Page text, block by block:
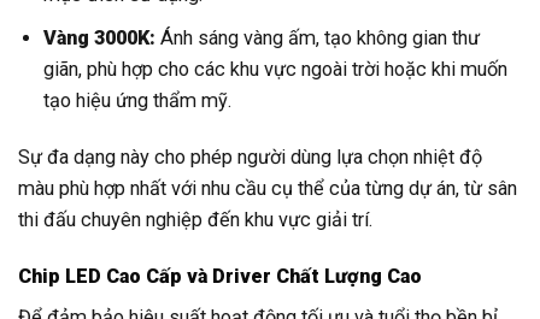
Vàng 3000K: Ánh sáng vàng ấm, tạo không gian thư
giãn, phù hợp cho các khu vực ngoài trời hoặc khi muốn
tạo hiệu ứng thẩm mỹ.
Sự đa dạng này cho phép người dùng lựa chọn nhiệt độ
màu phù hợp nhất với nhu cầu cụ thể của từng dự án, từ sân
thi đấu chuyên nghiệp đến khu vực giải trí.
Chip LED Cao Cấp và Driver Chất Lượng Cao